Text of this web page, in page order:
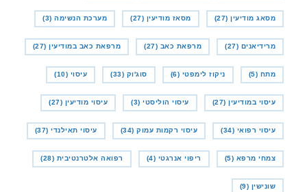
מסאג מודיעין (27) מסאז מודיעין (27) מערכת הנשימה (3)
מרידיאנים (27) מרפאת כאב (27) מרפאת כאב במודיעין (27)
מתח (5) ניקוז לימפטי (6) סוג'וק (33) עיסוי (10)
עיסוי במודיעין (27) עיסוי הוליסטי (3) עיסוי מודיעין (27)
עיסוי רפואי (34) עיסוי רקמות עמוק (34) עיסוי תאילנדי (37)
צמחי מרפא (5) ריפוי אנרגטי (4) רפואה אלטרנטיבית (28)
שונישין (9)